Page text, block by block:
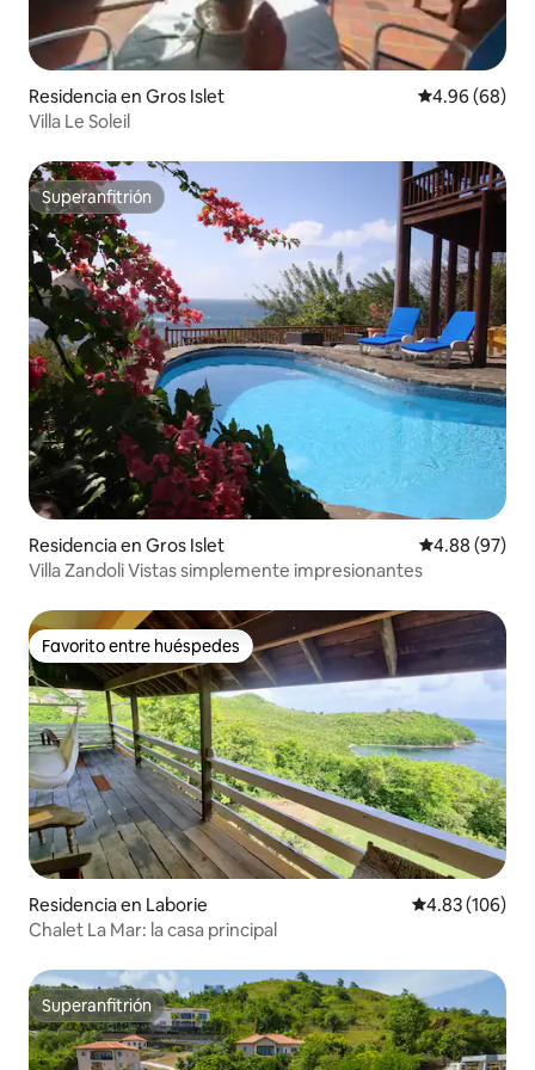
Residencia en Gros Islet Calificación
4.96 (68)
Villa Le Soleil
Superanfitrión
Superanfitrión
Residencia en Gros Islet Calificación
4.88 (97)
Villa Zandoli Vistas simplemente impresionantes
Favorito entre huéspedes
Favorito entre huéspedes
Residencia en Laborie Calificación
4.83 (106)
Chalet La Mar: la casa principal
Superanfitrión
Superanfitrión